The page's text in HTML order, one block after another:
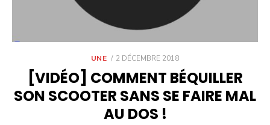
UNE
POSTED
2 DÉCEMBRE 2018
[VIDÉO] COMMENT BÉQUILLER
SON SCOOTER SANS SE FAIRE MAL
AU DOS !